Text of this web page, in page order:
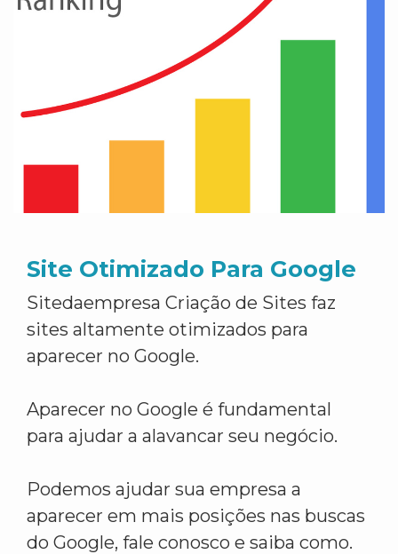
Site Otimizado Para Google
Sitedaempresa Criação de Sites faz
sites altamente otimizados para
aparecer no Google.
Aparecer no Google é fundamental
para ajudar a alavancar seu negócio.
Podemos ajudar sua empresa a
aparecer em mais posições nas buscas
do Google, fale conosco e saiba como.